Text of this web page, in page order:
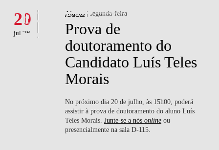
Eventos
20
jul '26
Alunos | segunda-feira
Prova de
doutoramento do
Candidato Luís Teles
Morais
No próximo dia 20 de julho, às 15h00, poderá
assistir à prova de doutoramento do aluno Luís
Teles Morais.Junte-se a nósonline ou
presencialmente na sala D-115.